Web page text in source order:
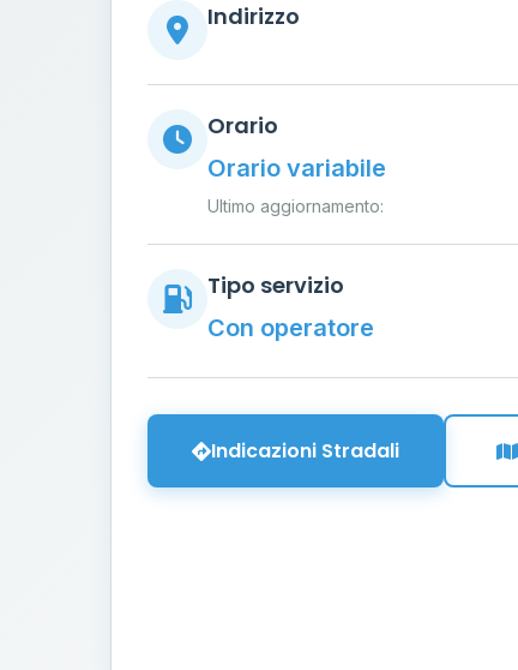
Indirizzo
Orario
Orario variabile
Ultimo aggiornamento:
Tipo servizio
Con operatore
Indicazioni Stradali